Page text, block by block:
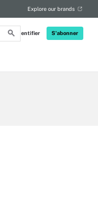
S'identifier S'abonner
Explore our brands